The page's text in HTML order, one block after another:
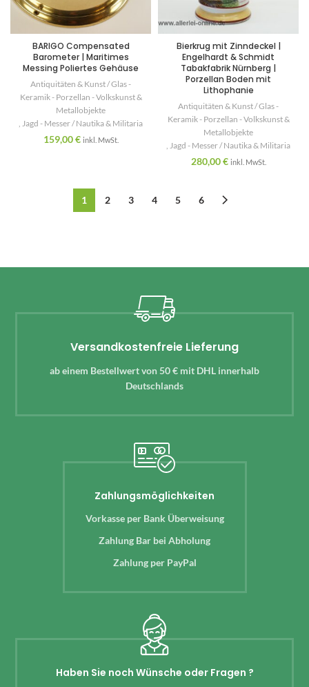
BARIGO Compensated
Barometer | Maritimes
Messing Poliertes Gehäuse
Antiquitäten & Kunst / Glas -
Keramik - Porzellan - Volkskunst &
Metallobjekte
, Jagd - Messer / Nautika & Militaria
159,00€ inkl. MwSt.
Bierkrug mit Zinndeckel |
Engelhardt & Schmidt
Tabakfabrik Nürnberg |
Porzellan Boden mit
Lithophanie
Antiquitäten & Kunst / Glas -
Keramik - Porzellan - Volkskunst &
Metallobjekte
, Jagd - Messer / Nautika & Militaria
280,00€ inkl. MwSt.
1 2 3 4 5 6
Versandkostenfreie Lieferung
ab einem Bestellwert von 50 € mit DHL innerhalb
Deutschlands
Zahlungsmöglichkeiten
Vorkasse per Bank Überweisung
Zahlung Bar bei Abholung
Zahlung per PayPal
Haben Sie noch Wünsche oder Fragen ?